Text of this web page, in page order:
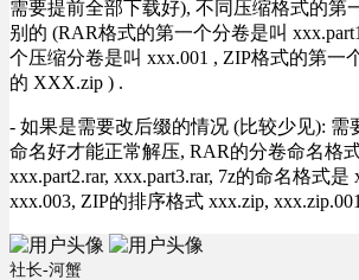
需要提前全部下载好), 不同压缩格式的第
别的 (RAR格式的第一个分卷是叫
个压缩分卷是叫 xxx.001 , ZIP格式的第一
的 XXX.zip ) .
- 如果是需要改后缀的情况 (比较少见): 需
命名好才能正常解压, RAR的分卷命名格
xxx.part2.rar, xxx.part3.rar, 7z的命名格式是
xxx.003, ZIP的排序格式 xxx.zip,
社长-河蟹